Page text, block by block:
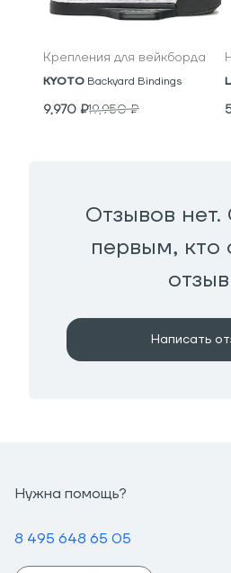
Крепления для вейкборда
KYOTO Backyard Bindings
9,970 ₽19,950₽
Отзывов нет.
первым, кто
Написать
Нужна помощь?
8 495 648 65 05